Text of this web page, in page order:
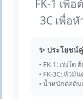
FK-1 เพื่
3C เพื่อ
✨ ประโยชน์
• FK-1: เร่งโต
• FK-3C: หัวมั
• น้ำหนักต่อต้